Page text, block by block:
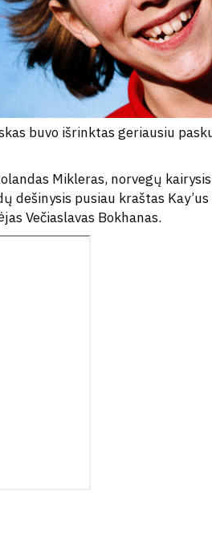
buvo išrinktas geriausiu
Mikleras, norvegų
dešinysis pusiau kraštas Kay’us
Večiaslavas Bokhanas.